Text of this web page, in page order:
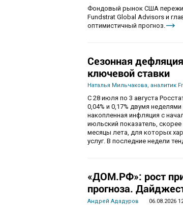
Фондовый рынок США
Fundstrat Global Advisors и
оптимистичный прогноз.
Сезонная
ключевой ставки
Наталья Мильчакова, аналитик
С 28 июля по 3 августа
0,04% и 0,17% двумя
накопленная инфляция с
июльский показатель,
месяцы лета, для которых
услуг. В последние недели
«ДОМ.РФ»: рост
прогноза.
Андрей Ададуров 06.08.2026